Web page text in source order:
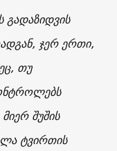
გადაზიდვის
ჯერ ერთი,
თუ
შუშის
ტვირთის